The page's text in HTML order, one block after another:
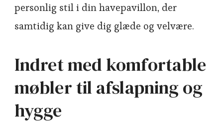
personlig stil i din havepavillon, der
samtidig kan give dig glæde og velvære.
Indret med komfortable
møbler til afslapning og
hygge